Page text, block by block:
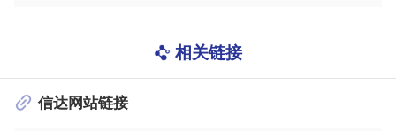
相关链接
信达网站链接